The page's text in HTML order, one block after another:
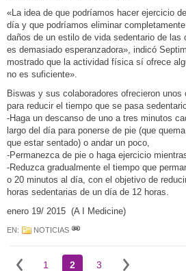
«La idea de que podríamos hacer ejercicio
día y que podríamos eliminar
daños de un estilo de vida sedentario de las
es demasiado esperanzadora», indicó
mostrado que la actividad física sí ofrece
no es suficiente».
Biswas y sus colaboradores ofrecieron unos
para reducir el tiempo que se pasa
-Haga un descanso de uno a tres minutos
largo del día para ponerse de pie (que
que estar sentado) o andar un poco,
-Permanezca de pie o haga ejercicio
-Reduzca gradualmente el tiempo que
o 20 minutos al día, con el objetivo de
horas sedentarias de un día de 12 horas.
enero 19/ 2015 (A I Medicine)
EN: NOTICIAS
1 2 3